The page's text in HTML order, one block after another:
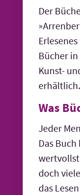
Der
Bücher
Kunst-
Was
Jeder
Das
doch
das